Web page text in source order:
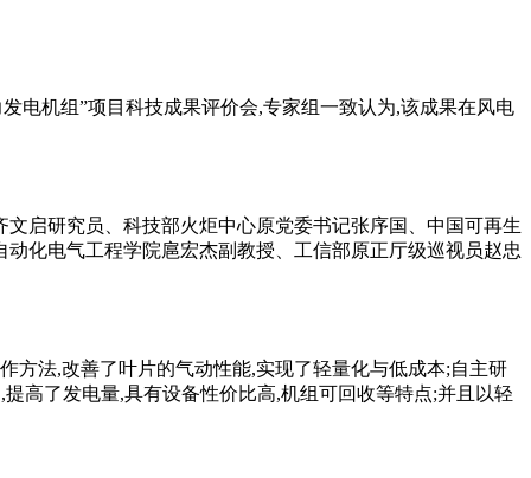
电机组”项目科技成果评价会,专家组一致认为,该成果在风电
启研究员、科技部火炬中心原党委书记张序国、中国可再生
化电气工程学院扈宏杰副教授、工信部原正厅级巡视员赵忠
方法,改善了叶片的气动性能,实现了轻量化与低成本;自主研
高了发电量,具有设备性价比高,机组可回收等特点;并且以轻